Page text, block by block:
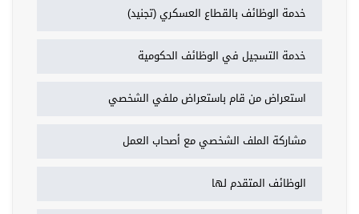
خدمة الوظائف بالقطاع العسكري (تجنيد)
خدمة التسجيل في الوظائف الحكومية
استعراض من قام باستعراض ملفي الشخصي
مشاركة الملف الشخصي مع أصحاب العمل
الوظائف المتقدم لها